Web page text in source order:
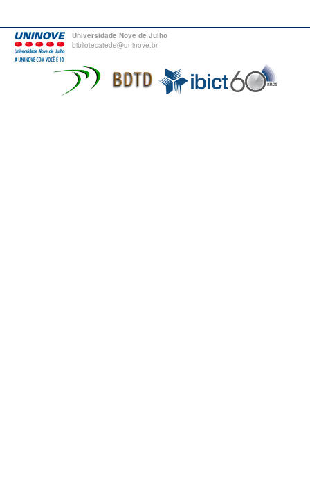
Universidade Nove de Julho
bibliotecatede@uninove.br